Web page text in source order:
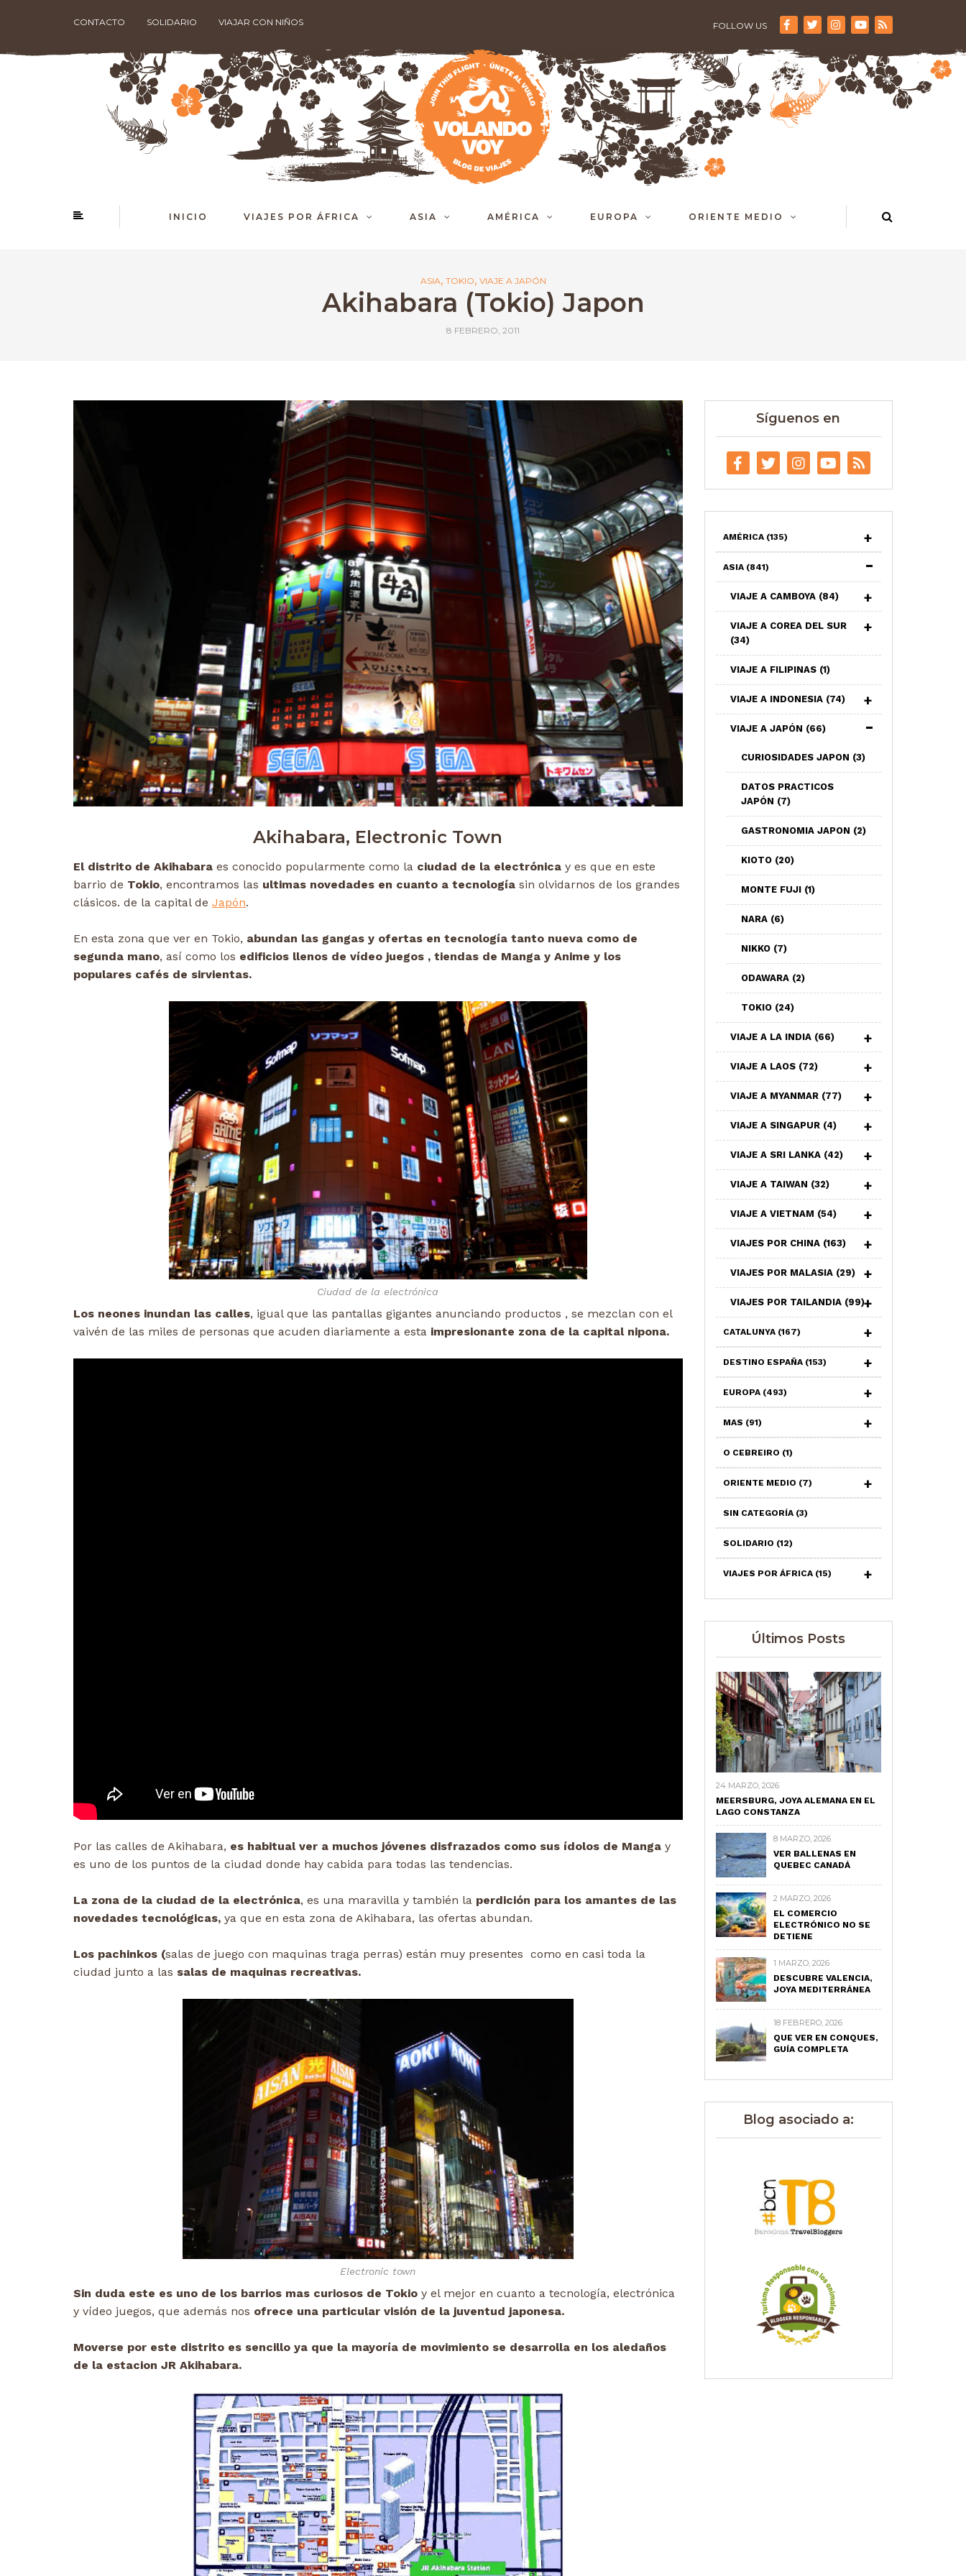
CONTACTO SOLIDARIO VIAJAR CON NIÑOS FOLLOW US
INICIO VIAJES POR ÁFRICA ASIA AMÉRICA EUROPA ORIENTE MEDIO
ASIA, TOKIO, VIAJE A JAPÓN
Akihabara (Tokio) Japon
8 FEBRERO, 2011
Akihabara, Electronic Town
El distrito de Akihabara es conocido popularmente como la ciudad de la electrónica y es que en este
barrio de Tokio, encontramos las ultimas novedades en cuanto a tecnología sin olvidarnos de los grandes
clásicos. de la capital de Japón.
En esta zona que ver en Tokio, abundan las gangas y ofertas en tecnología tanto nueva como de
segunda mano, así como los edificios llenos de vídeo juegos , tiendas de Manga y Anime y los
populares cafés de sirvientas.
Ciudad de la electrónica
Los neones inundan las calles, igual que las pantallas gigantes anunciando productos , se mezclan con el
vaivén de las miles de personas que acuden diariamente a esta impresionante zona de la capital nipona.
Por las calles de Akihabara, es habitual ver a muchos jóvenes disfrazados como sus ídolos de Manga y
es uno de los puntos de la ciudad donde hay cabida para todas las tendencias.
La zona de la ciudad de la electrónica, es una maravilla y también la perdición para los amantes de las
novedades tecnológicas, ya que en esta zona de Akihabara, las ofertas abundan.
Los pachinkos (salas de juego con maquinas traga perras) están muy presentes como en casi toda la
ciudad junto a las salas de maquinas recreativas.
Electronic town
Sin duda este es uno de los barrios mas curiosos de Tokio y el mejor en cuanto a tecnología, electrónica
y vídeo juegos, que además nos ofrece una particular visión de la juventud japonesa.
Moverse por este distrito es sencillo ya que la mayoría de movimiento se desarrolla en los aledaños
de la estacion JR Akihabara.
Síguenos en
AMÉRICA (135)
ASIA (841)
VIAJE A CAMBOYA (84)
VIAJE A COREA DEL SUR
(34)
VIAJE A FILIPINAS (1)
VIAJE A INDONESIA (74)
VIAJE A JAPÓN (66)
CURIOSIDADES JAPON (3)
DATOS PRACTICOS
JAPÓN (7)
GASTRONOMIA JAPON (2)
KIOTO (20)
MONTE FUJI (1)
NARA (6)
NIKKO (7)
ODAWARA (2)
TOKIO (24)
VIAJE A LA INDIA (66)
VIAJE A LAOS (72)
VIAJE A MYANMAR (77)
VIAJE A SINGAPUR (4)
VIAJE A SRI LANKA (42)
VIAJE A TAIWAN (32)
VIAJE A VIETNAM (54)
VIAJES POR CHINA (163)
VIAJES POR MALASIA (29)
VIAJES POR TAILANDIA (99)
CATALUNYA (167)
DESTINO ESPAÑA (153)
EUROPA (493)
MAS (91)
O CEBREIRO (1)
ORIENTE MEDIO (7)
SIN CATEGORÍA (3)
SOLIDARIO (12)
VIAJES POR ÁFRICA (15)
Últimos Posts
24 MARZO, 2026
MEERSBURG, JOYA ALEMANA EN EL
LAGO CONSTANZA
8 MARZO, 2026
VER BALLENAS EN
QUEBEC CANADÁ
2 MARZO, 2026
EL COMERCIO
ELECTRÓNICO NO SE
DETIENE
1 MARZO, 2026
DESCUBRE VALENCIA,
JOYA MEDITERRÁNEA
18 FEBRERO, 2026
QUE VER EN CONQUES,
GUÍA COMPLETA
Blog asociado a: